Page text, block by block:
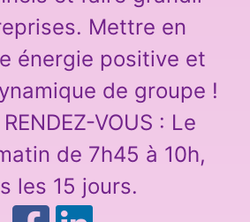
Mettre en
énergie positive et
de groupe !
VOUS : Le
de 7h45 à 10h,
les 15 jours.